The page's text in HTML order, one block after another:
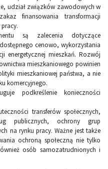
udział związków zawodowych w
finansowania transformacji
są zalecenia dotyczące
cenowo, wykorzystania
energetycznej mieszkań. Rozwój
mieszkaniowego powinien
mieszkaniowej państwa, a nie
komercyjnego.
podkreślenie konieczności
transferów społecznych,
publicznych, ochrony grup
na rynku pracy. Ważne jest także
ochroną społeczną nie tylko
osób samozatrudnionych i